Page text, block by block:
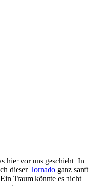
hier vor uns geschieht. In
dieserTornado ganz sanft
Traum könnte es nicht